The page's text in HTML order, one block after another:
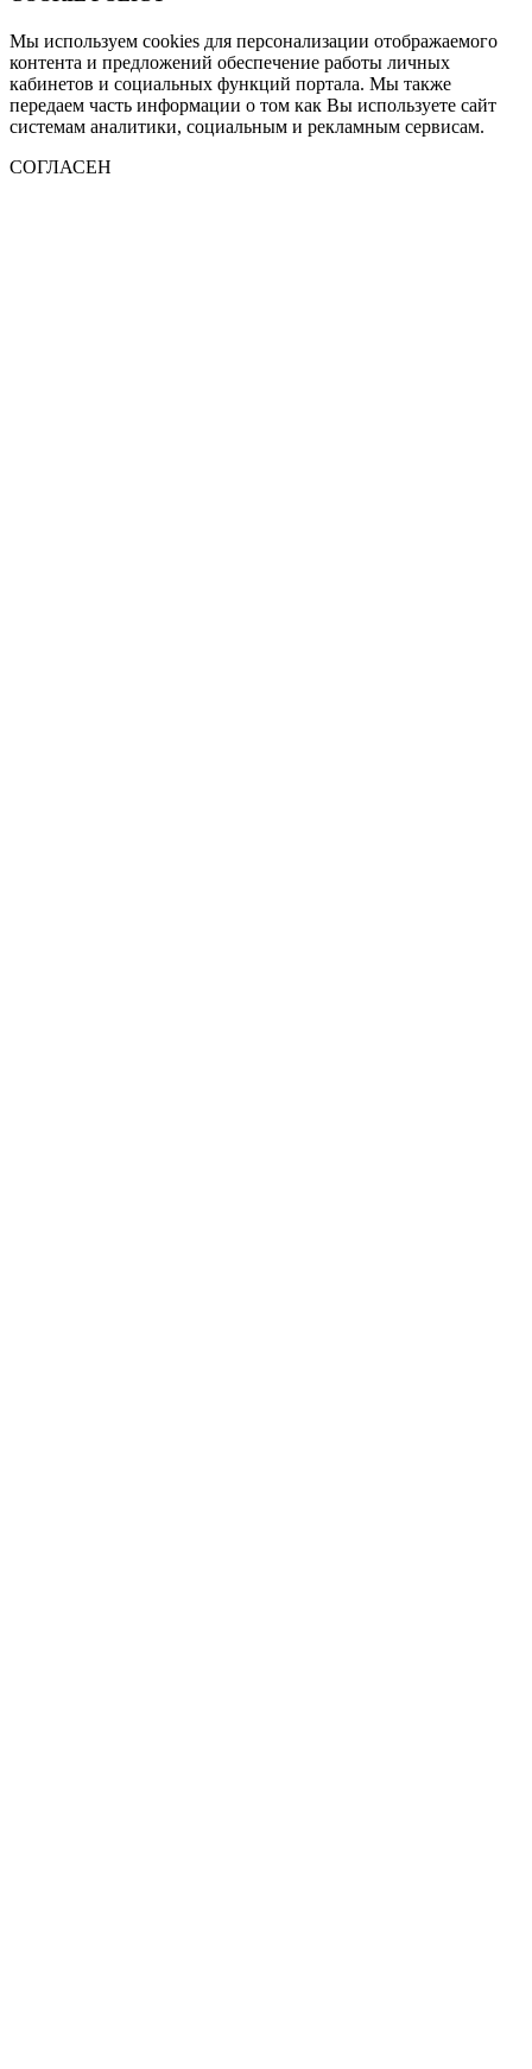
Мы используем cookies для персонализации отображаемого
контента и предложений обеспечение работы личных
кабинетов и социальных функций портала. Мы также
передаем часть информации о том как Вы используете сайт
системам аналитики, социальным и рекламным сервисам.
СОГЛАСЕН